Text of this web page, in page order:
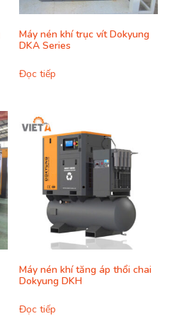
Máy nén khí trục vít Dokyung
DKA Series
Đọc tiếp
Máy nén khí tăng áp thổi chai
Dokyung DKH
Đọc tiếp